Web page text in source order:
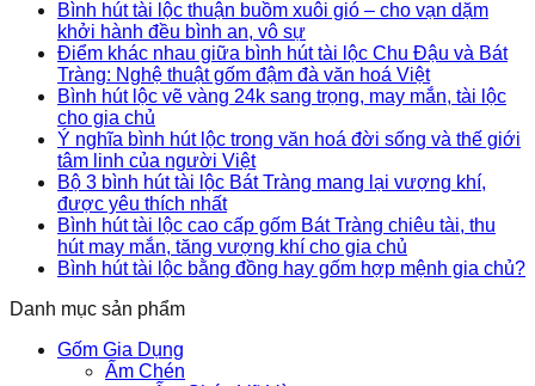
Bình hút tài lộc thuận buồm xuôi gió – cho vạn dặm
khởi hành đều bình an, vô sự
Điểm khác nhau giữa bình hút tài lộc Chu Đậu và Bát
Tràng: Nghệ thuật gốm đậm đà văn hoá Việt
Bình hút lộc vẽ vàng 24k sang trọng, may mắn, tài lộc
cho gia chủ
Ý nghĩa bình hút lộc trong văn hoá đời sống và thế giới
tâm linh của người Việt
Bộ 3 bình hút tài lộc Bát Tràng mang lại vượng khí,
được yêu thích nhất
Bình hút tài lộc cao cấp gốm Bát Tràng chiêu tài, thu
hút may mắn, tăng vượng khí cho gia chủ
Bình hút tài lộc bằng đồng hay gốm hợp mệnh gia chủ?
Danh mục sản phẩm
Gốm Gia Dụng
Ấm Chén